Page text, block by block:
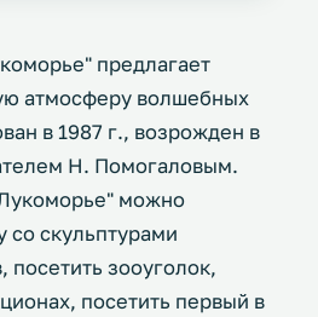
предлагает
атмосферу волшебных
в 1987 г., возрожден в
Н. Помогаловым.
можно
со скульптурами
зооуголок,
посетить первый в